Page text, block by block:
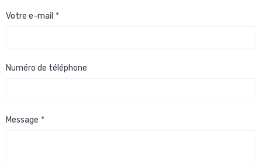
Votre e-mail
Numéro de téléphone
Message